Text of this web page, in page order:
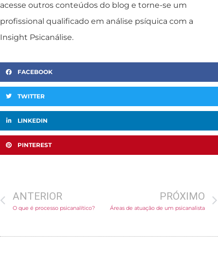
acesse outros conteúdos do blog e torne-se um
profissional qualificado em análise psíquica com a
Insight Psicanálise.
FACEBOOK
TWITTER
LINKEDIN
PINTEREST
ANTERIOR
O que é processo psicanalítico?
PRÓXIMO
Áreas de atuação de um psicanalista